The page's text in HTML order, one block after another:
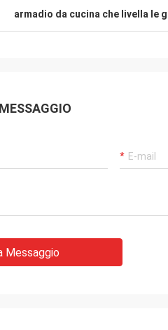
buena di tenido di
por di
armadio da cucina che livella le
Messaggio